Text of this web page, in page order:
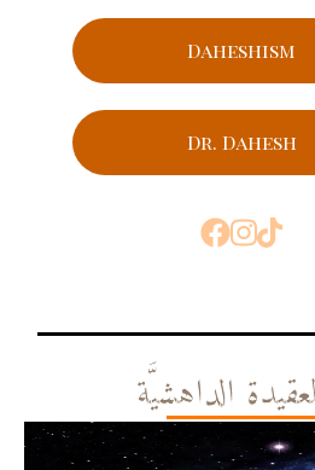
Daheshism
Dr. Dahesh
الداهشيَّة